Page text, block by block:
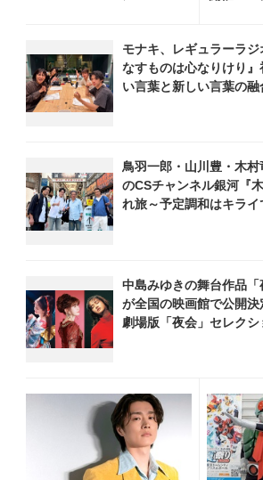
ろし、福田こうへい 他登
場、曲目や見どころをお届
け
モナキ、レギュラーラ
なすものは心なりけり
い言葉と新しい言葉の
鳥羽一郎・山川豊・木
のCSチャンネル銀河『
れ旅～予定調和はキラ
中島みゆきの舞台作品
が全国の映画館で公開
劇場版「夜会」セレク